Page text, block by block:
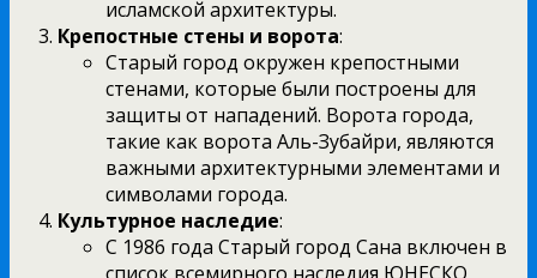
исламской архитектуры.
Крепостные стены и ворота:
Старый город окружен крепостными
стенами, которые были построены для
защиты от нападений. Ворота города,
такие как ворота Аль-Зубайри, являются
важными архитектурными элементами и
символами города.
Культурное наследие:
С 1986 года Старый город Сана включен в